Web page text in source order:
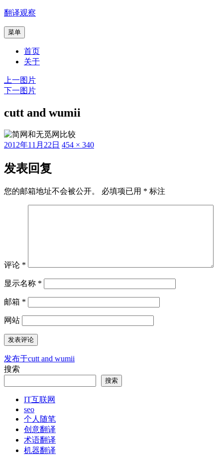
跳
内
翻译观察
菜单
首页
关于
上一图片
下一图片
cutt and wumii
发
于
2012年11月22日 原
454 × 340
发表回复
您的邮箱地址不会被公开。 必填项已用 * 标注
评论 *
显示名称 *
邮箱 *
网站
文
章
发布于cutt and wumii
搜索
搜索
IT互联网
seo
个人随笔
创意翻译
术语翻译
机器翻译